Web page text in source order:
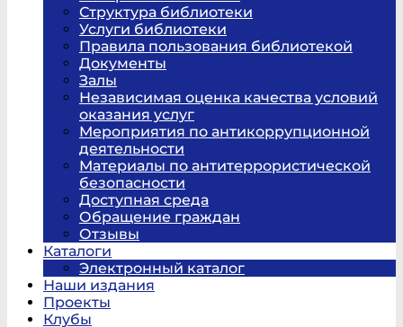
Структура библиотеки
Услуги библиотеки
Правила пользования библиотекой
Документы
Залы
Независимая оценка качества условий
оказания услуг
Мероприятия по антикоррупционной
деятельности
Материалы по антитеррористической
безопасности
Доступная среда
Обращение граждан
Отзывы
Каталоги
Электронный каталог
Наши издания
Проекты
Клубы